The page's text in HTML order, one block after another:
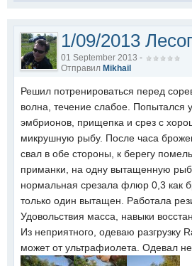
1/09/2013
01 September 2013 -
Отправил Mikhail
Решил потренироваться перед
волна, течение слабое. Попытался
эмбрионов, прищепка и срез с
микрушную рыбу. После часа
свал в обе стороны, к берегу
приманки, на одну вытащенную
нормальная срезала флюр 0,3 как
только один вытащен. Работала
Удовольствия масса, навыки
Из неприятного, одеваю разгрузку
может от ультрафиолета. Одевал